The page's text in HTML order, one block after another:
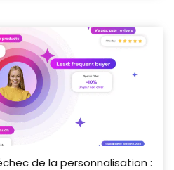
de la personnalisation :